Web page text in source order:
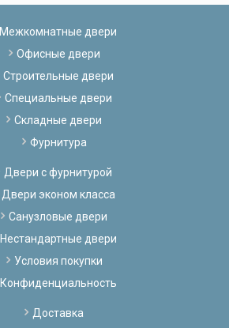
Межкомнатные двери
Офисные двери
Строительные двери
Специальные двери
Складные двери
Фурнитура
Двери с фурнитурой
Двери эконом класса
Санузловые двери
Нестандартные двери
Условия покупки
Конфиденциальность
Доставка